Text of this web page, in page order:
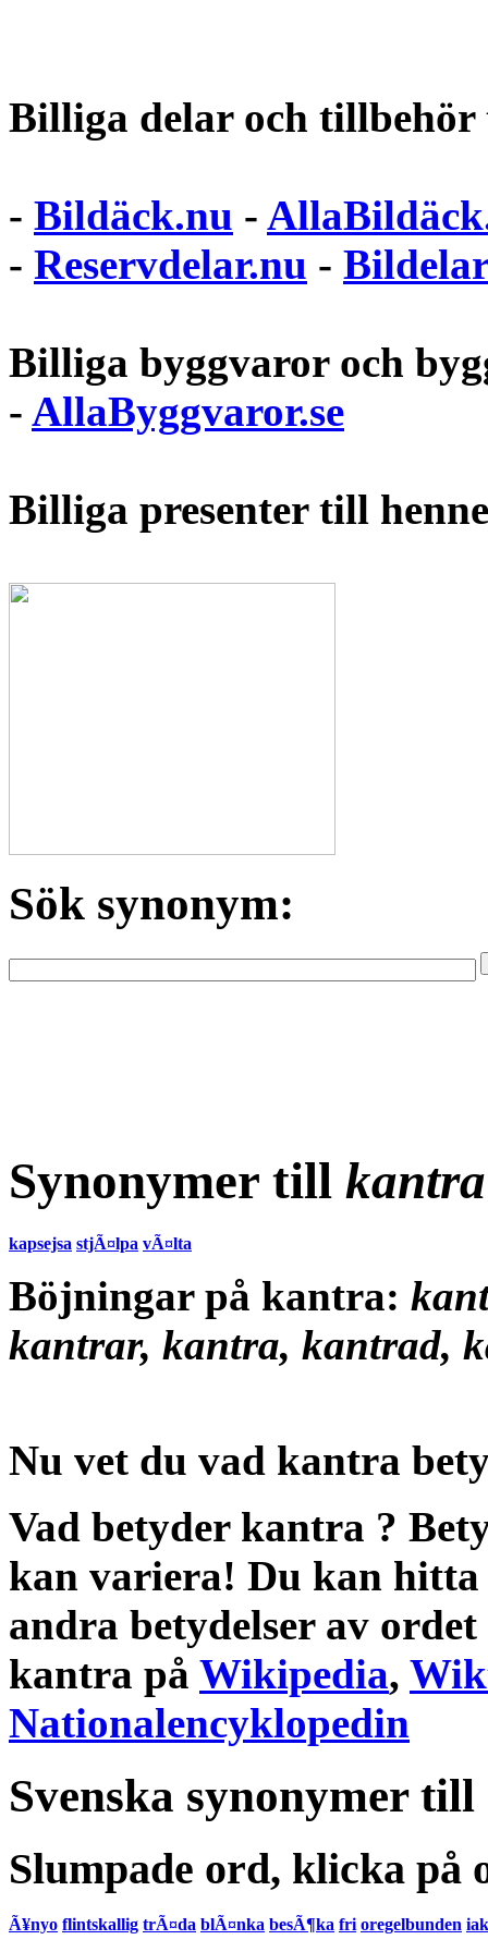
Billiga delar och
- Bildäck.nu -
- Reservdelar.nu - Bildelar
Billiga byggvaror och
- AllaByggvaror.se
Billiga presenter till
Sök synonym:
Synonymer till kantra
kapsejsa stjÃ¤lpa vÃ¤lta
Böjningar på kantra:
kantrar, kantra, kantrad,
Nu vet du vad kantra
Vad betyder kantra ?
kan variera! Du kan
andra betydelserav ordet
kantra på Wikipedia,
Nationalencyklopedin
Svenska synonymer
Slumpade ord, klicka på
Ã¥nyo flintskallig trÃ¤da blÃ¤nka besÃ¶ka fri oregelbunden